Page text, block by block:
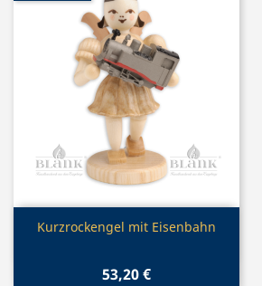
Vorschau
Kurzrockengel mit Eisenbahn
53,20 €